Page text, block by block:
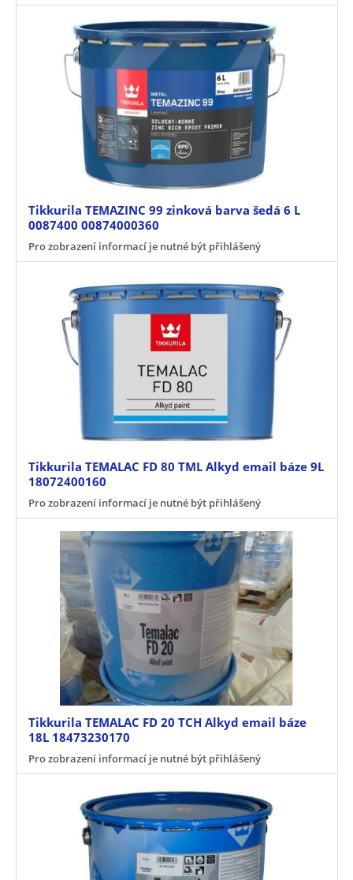
Tikkurila TEMAZINC 99 zinková barva šedá 6 L
0087400 00874000360
Pro zobrazení informací je nutné být přihlášený
Tikkurila TEMALAC FD 80 TML Alkyd email báze 9L
18072400160
Pro zobrazení informací je nutné být přihlášený
Tikkurila TEMALAC FD 20 TCH Alkyd email báze
18L 18473230170
Pro zobrazení informací je nutné být přihlášený